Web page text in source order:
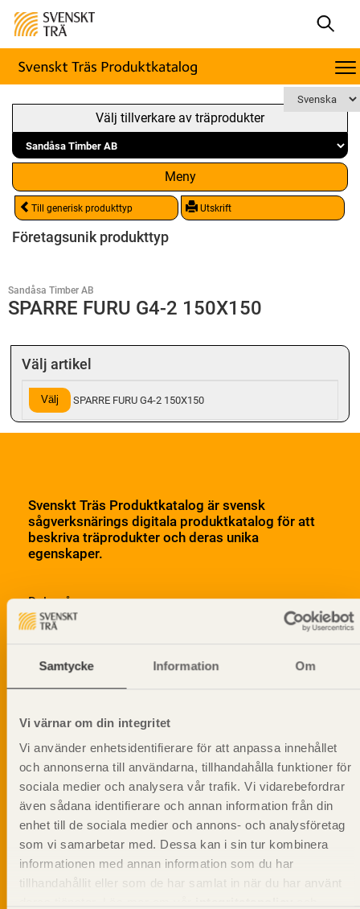
Samtycke Information Om
Vi värnar om din integritet
Vi använder enhetsidentifierare för att anpassa innehållet
och annonserna till användarna, tillhandahålla funktioner för
sociala medier och analysera vår trafik. Vi vidarebefordrar
även sådana identifierare och annan information från din
enhet till de sociala medier och annons- och analysföretag
som vi samarbetar med. Dessa kan i sin tur kombinera
informationen med annan information som du har
tillhandahållit eller som de har samlat in när du har använt
Välj tillverkare av träprodukter
Meny
Till generisk produkttyp Utskrift
Företagsunik produkttyp
Sandåsa Timber AB
SPARRE FURU G4-2 150X150
Välj artikel
Välj SPARRE FURU G4-2 150X150
Svenskt Träs Produktkatalog är svensk
sågverksnärings digitala produktkatalog för att
beskriva träprodukter och deras unika
egenskaper.
Dela på